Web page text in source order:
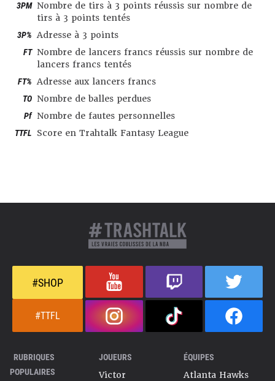
3PM Nombre de tirs à 3 points réussis sur nombre de
tirs à 3 points tentés
3P% Adresse à 3 points
FT Nombre de lancers francs réussis sur nombre de
lancers francs tentés
FT% Adresse aux lancers francs
TO Nombre de balles perdues
Pf Nombre de fautes personnelles
TTFL Score en Trahtalk Fantasy League
#SHOP
#TTFL
RUBRIQUES
POPULAIRES
JOUEURS
Victor
ÉQUIPES
Atlanta Hawks